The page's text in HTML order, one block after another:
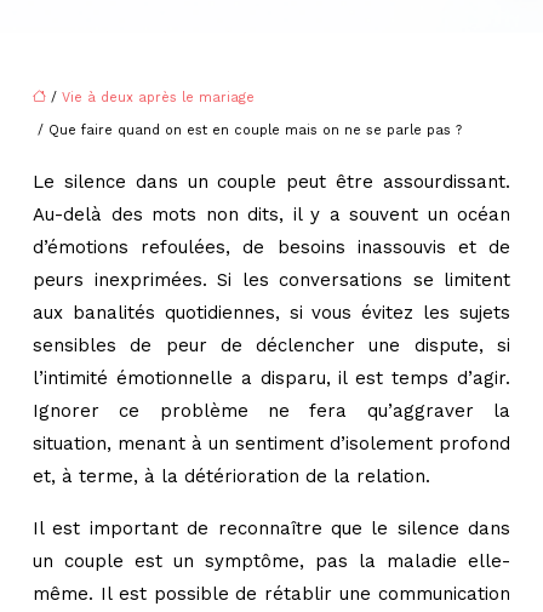
/ Vie à deux après le mariage
/ Que faire quand on est en couple mais on ne se parle pas ?
Le silence dans un couple peut être assourdissant.
Au-delà des mots non dits, il y a souvent un océan
d’émotions refoulées, de besoins inassouvis et de
peurs inexprimées. Si les conversations se limitent
aux banalités quotidiennes, si vous évitez les sujets
sensibles de peur de déclencher une dispute, si
l’intimité émotionnelle a disparu, il est temps d’agir.
Ignorer ce problème ne fera qu’aggraver la
situation, menant à un sentiment d’isolement profond
et, à terme, à la détérioration de la relation.
Il est important de reconnaître que le silence dans
un couple est un symptôme, pas la maladie elle-
même. Il est possible de rétablir une communication